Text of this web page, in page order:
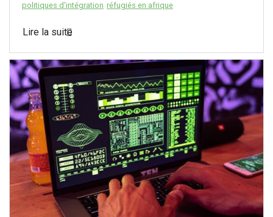
politiques d'intégration réfugiés en afrique
Lire la suite